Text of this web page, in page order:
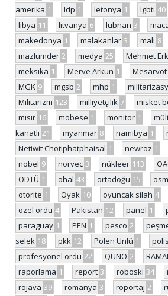
amerika 1 ldp 1 letonya 1 lgbti 40
libya 11 litvanya 6 lübnan 3
makedonya 1 malakanlar 3 mali 8
mazlumder 2 medya 25 Mehmet
meksika 1 Merve Arkun 1 Mesarvot
MGK 9 mgsb 2 mhp 1
Militarizm 123 milliyetçilik 7 misket
mısır 16 mobese 1 monitor 1
kanatlı 21 myanmar 8 namibya 1
Netiwit Chotiphatphaisal 1 newroz 1
nobel 9 norveç 3 nükleer 113
ODTÜ 1 ohal 43 ortadoğu 15
otorite 1 Oyak 10 oyuncak silah 4
özel ordu 4 Pakistan 12 panel 1
paraguay 1 PEN 1 pesco 2
selek 18 pkk 12 Polen Ünlü 1 polis
profesyonel ordu 22 QUNO 2
raporlama 1 report 3 roboski 34
rojava 39 romanya 3 röportaj 2